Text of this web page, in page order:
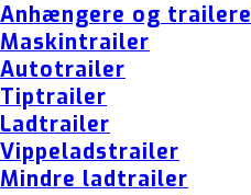
Anhængere og trailere
Maskintrailer
Autotrailer
Tiptrailer
Ladtrailer
Vippeladstrailer
Mindre ladtrailer